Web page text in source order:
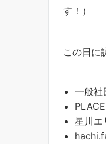
す！）
この日に
一般
星川エ